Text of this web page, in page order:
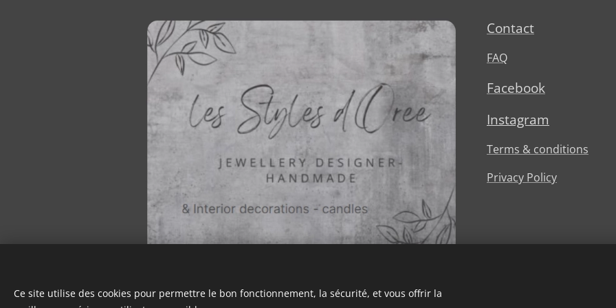
Contact
FAQ
Facebook
Instagram
Terms & conditions
Privacy Policy
Ce site utilise des cookies pour permettre le bon fonctionnement, la sécurité, et vous offrir la